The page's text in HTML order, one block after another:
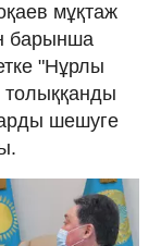
мұқтаж
барынша
"Нұрлы
толыққанды
шешуге